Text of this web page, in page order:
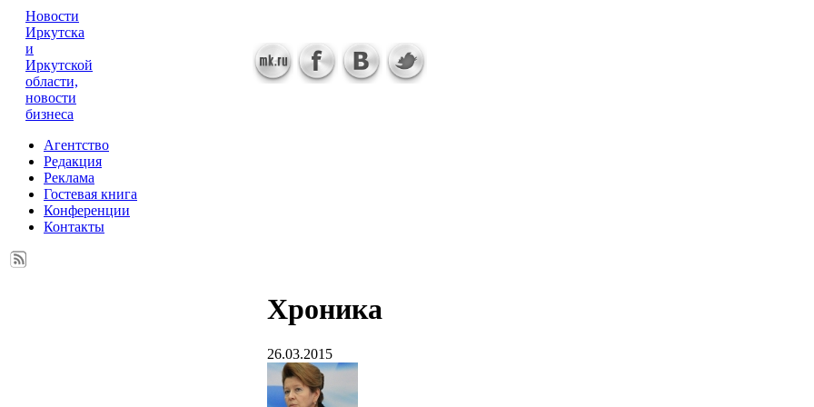
Новости
Иркутска
и
Иркутской
области,
новости
бизнеса
Агентство
Редакция
Реклама
Гостевая книга
Конференции
Контакты
Хроника
26.03.2015